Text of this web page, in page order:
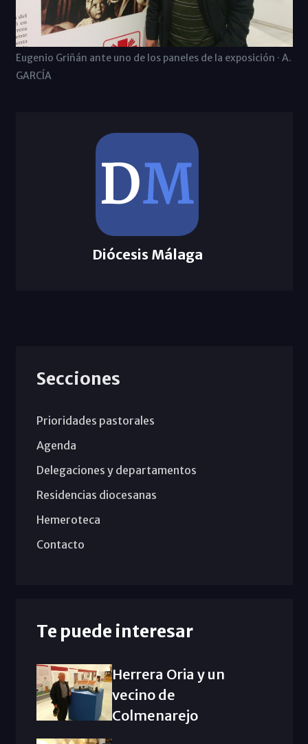
Eugenio Griñán ante uno de los paneles de la exposición · A.
GARCÍA
Diócesis Málaga
Secciones
Prioridades pastorales
Agenda
Delegaciones y departamentos
Residencias diocesanas
Hemeroteca
Contacto
Te puede interesar
Herrera Oria y un
vecino de
Colmenarejo